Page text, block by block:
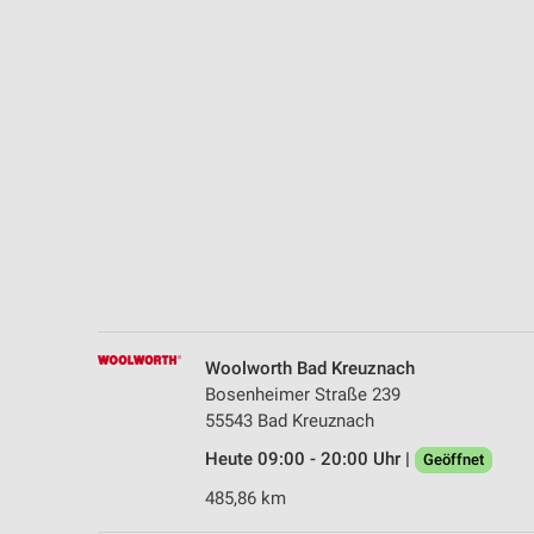
Woolworth Bad Kreuznach
Bosenheimer Straße 239
55543 Bad Kreuznach
Heute 09:00 - 20:00 Uhr |
Geöffnet
485,86 km